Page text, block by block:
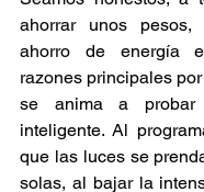
ahorrar unos
ahorro de energía
razones principales
se anima a probar
inteligente. Al
que las luces se
solas, al bajar la